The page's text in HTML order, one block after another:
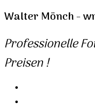
Walter Mönch -
Professionelle
Preisen !